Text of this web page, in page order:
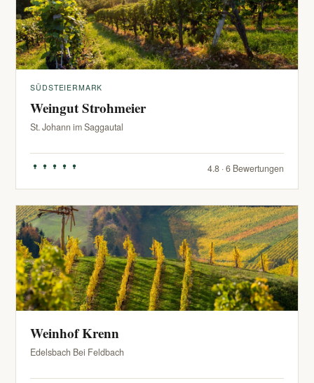
SÜDSTEIERMARK
Weingut Strohmeier
St. Johann im Saggautal
4.8 · 6 Bewertungen
Weinhof Krenn
Edelsbach Bei Feldbach